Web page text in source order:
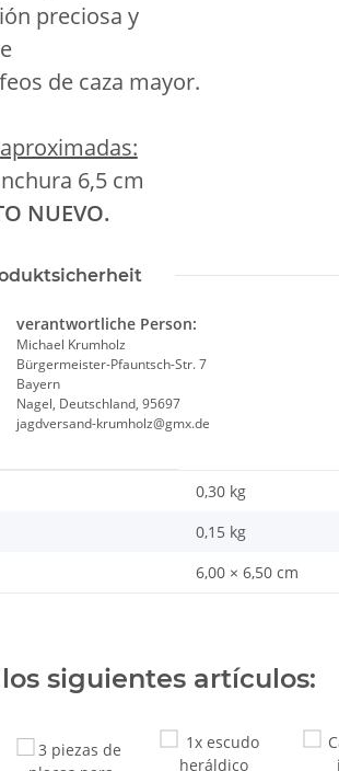
preciosa y
de caza mayor.
6,5 cm
NUEVO.
verantwortliche Person:
Michael Krumholz
Bürgermeister-Pfauntsch-Str. 7
Bayern
Nagel, Deutschland, 95697
jagdversand-krumholz@gmx.de
0,30 kg
0,15 kg
6,00 × 6,50 cm
siguientes artículos: